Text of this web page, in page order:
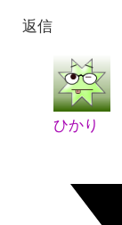
返信
ひかり